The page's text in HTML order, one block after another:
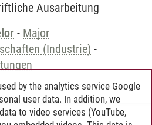
Ausarbeitung
- Major
(Industrie) -
by the analytics service Google
user data. In addition, we
to video services (YouTube,